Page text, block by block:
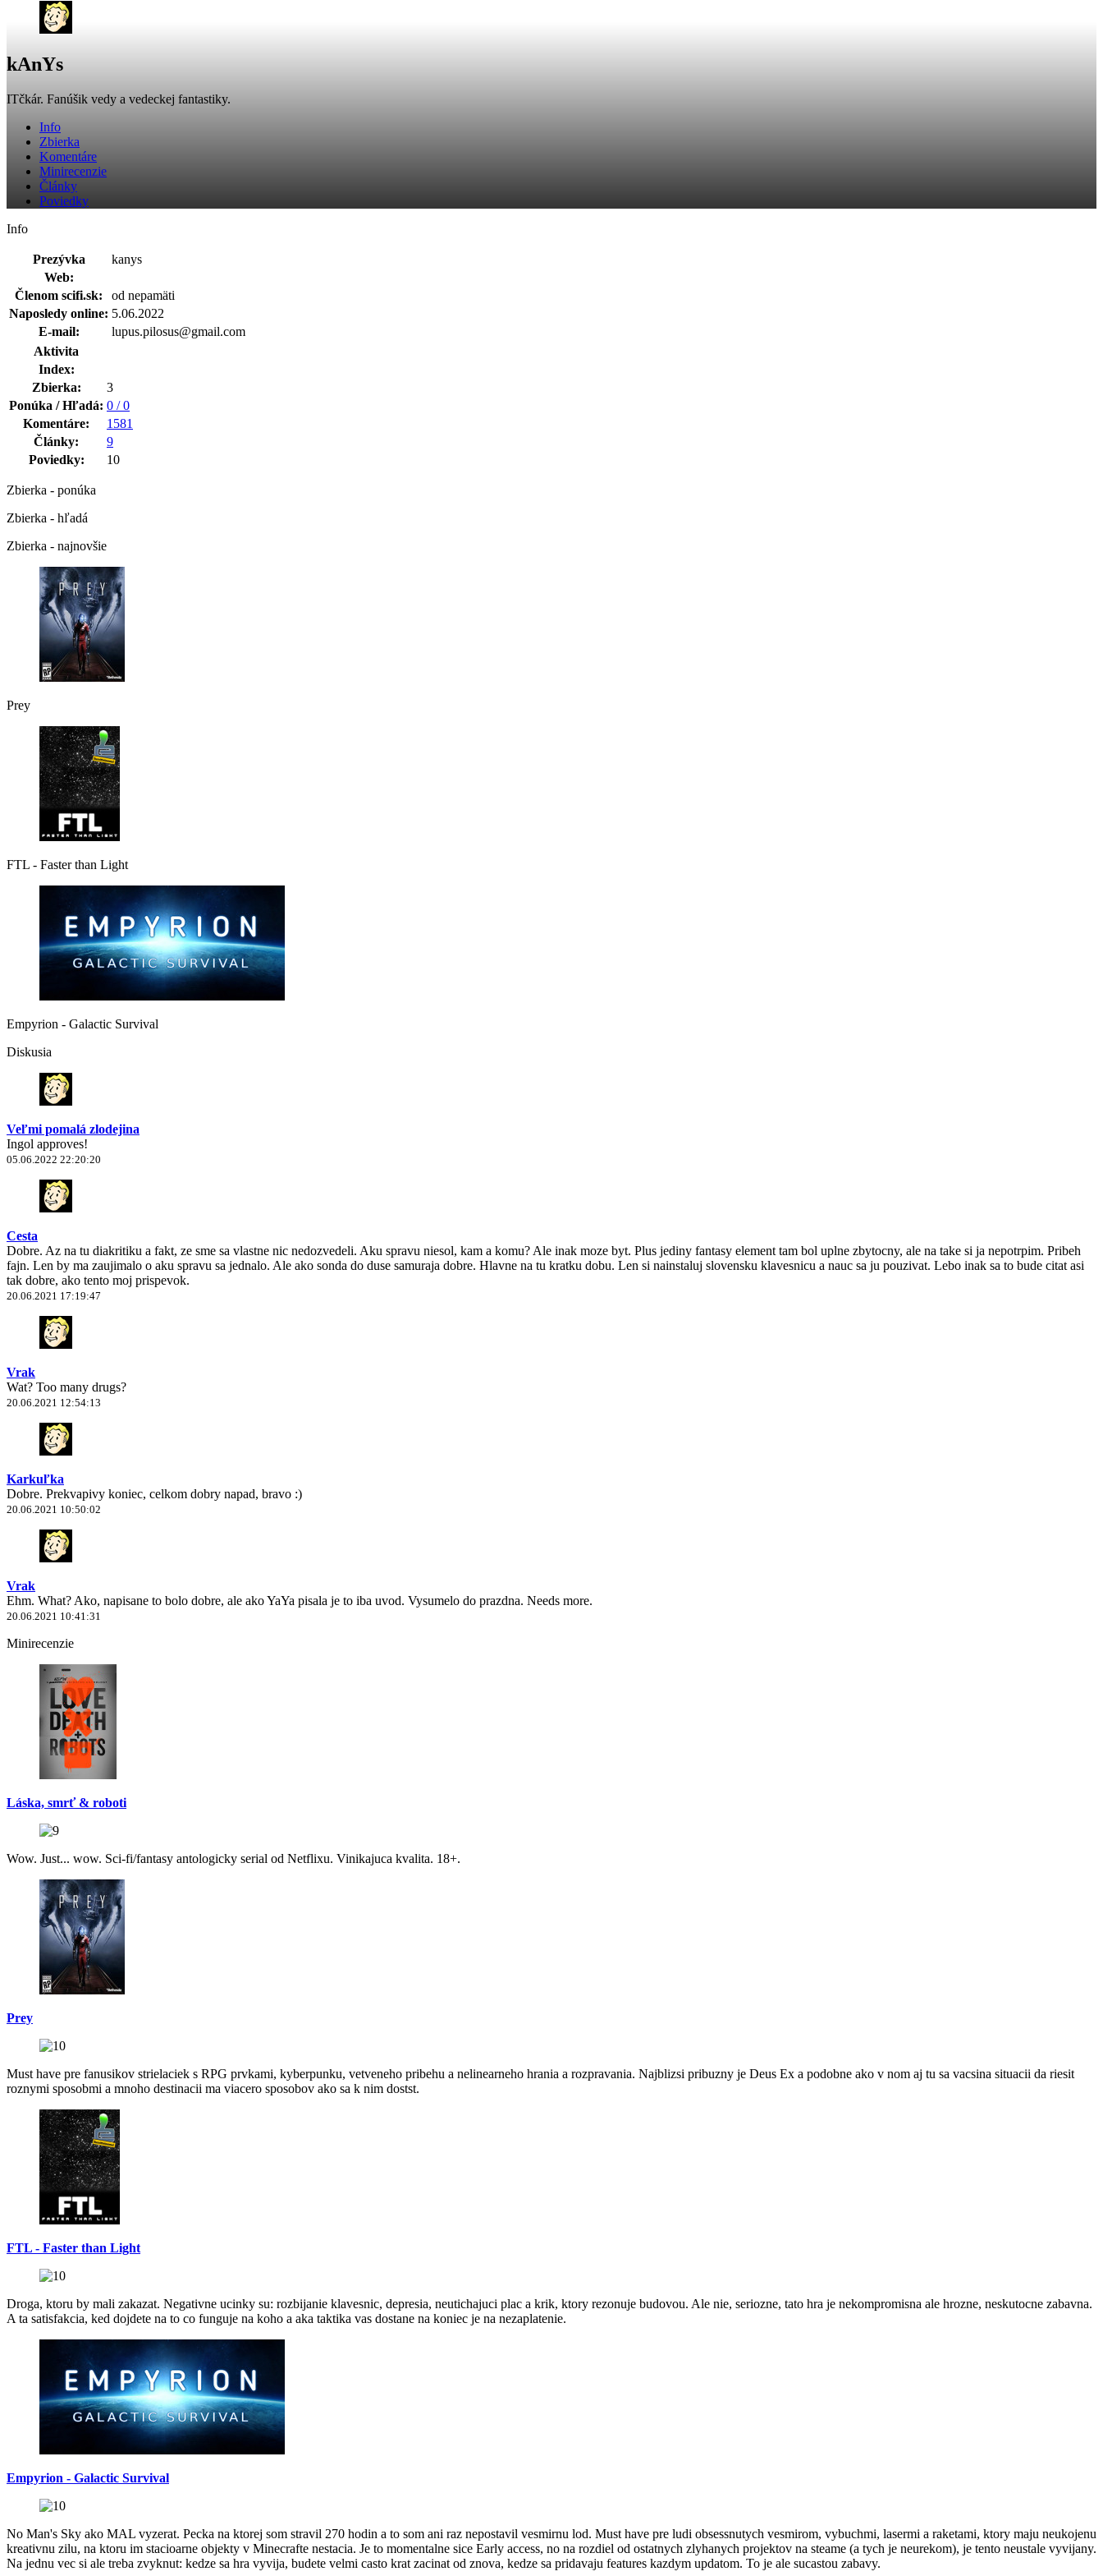
kAnYs
ITčkár. Fanúšik vedy a vedeckej fantastiky.
Info
Zbierka
Komentáre
Minirecenzie
Články
Poviedky
Info
Prezývka
kanys
Web:
Členom scifi.sk:
od nepamäti
Naposledy online: 5.06.2022
E-mail:
lupus.pilosus@gmail.com
Aktivita
Index:
Zbierka:
3
Ponúka / Hľadá: 0 / 0
Komentáre:
1581
Články:
9
Poviedky:
10
Zbierka - ponúka
Zbierka - hľadá
Zbierka - najnovšie
Prey
FTL - Faster than Light
Empyrion - Galactic Survival
Diskusia
Veľmi pomalá zlodejina
Ingol approves!
05.06.2022 22:20:20
Cesta
Dobre. Az na tu diakritiku a fakt, ze sme sa vlastne nic nedozvedeli. Aku spravu niesol, kam a komu? Ale inak moze byt. Plus jediny fantasy element tam bol uplne zbytocny, ale na take si ja nepotrpim. Pribeh
fajn. Len by ma zaujimalo o aku spravu sa jednalo. Ale ako sonda do duse samuraja dobre. Hlavne na tu kratku dobu. Len si nainstaluj slovensku klavesnicu a nauc sa ju pouzivat. Lebo inak sa to bude citat asi
tak dobre, ako tento moj prispevok.
20.06.2021 17:19:47
Vrak
Wat? Too many drugs?
20.06.2021 12:54:13
Karkuľka
Dobre. Prekvapivy koniec, celkom dobry napad, bravo :)
20.06.2021 10:50:02
Vrak
Ehm. What? Ako, napisane to bolo dobre, ale ako YaYa pisala je to iba uvod. Vysumelo do prazdna. Needs more.
20.06.2021 10:41:31
Minirecenzie
Láska, smrť & roboti
Wow. Just... wow. Sci-fi/fantasy antologicky serial od Netflixu. Vinikajuca kvalita. 18+.
Prey
Must have pre fanusikov strielaciek s RPG prvkami, kyberpunku, vetveneho pribehu a nelinearneho hrania a rozpravania. Najblizsi pribuzny je Deus Ex a podobne ako v nom aj tu sa vacsina situacii da riesit
roznymi sposobmi a mnoho destinacii ma viacero sposobov ako sa k nim dostst.
FTL - Faster than Light
Droga, ktoru by mali zakazat. Negativne ucinky su: rozbijanie klavesnic, depresia, neutichajuci plac a krik, ktory rezonuje budovou. Ale nie, seriozne, tato hra je nekompromisna ale hrozne, neskutocne zabavna.
A ta satisfakcia, ked dojdete na to co funguje na koho a aka taktika vas dostane na koniec je na nezaplatenie.
Empyrion - Galactic Survival
No Man's Sky ako MAL vyzerat. Pecka na ktorej som stravil 270 hodin a to som ani raz nepostavil vesmirnu lod. Must have pre ludi obsessnutych vesmirom, vybuchmi, lasermi a raketami, ktory maju neukojenu
kreativnu zilu, na ktoru im stacioarne objekty v Minecrafte nestacia. Je to momentalne sice Early access, no na rozdiel od ostatnych zlyhanych projektov na steame (a tych je neurekom), je tento neustale vyvijany.
Na jednu vec si ale treba zvyknut: kedze sa hra vyvija, budete velmi casto krat zacinat od znova, kedze sa pridavaju features kazdym updatom. To je ale sucastou zabavy.